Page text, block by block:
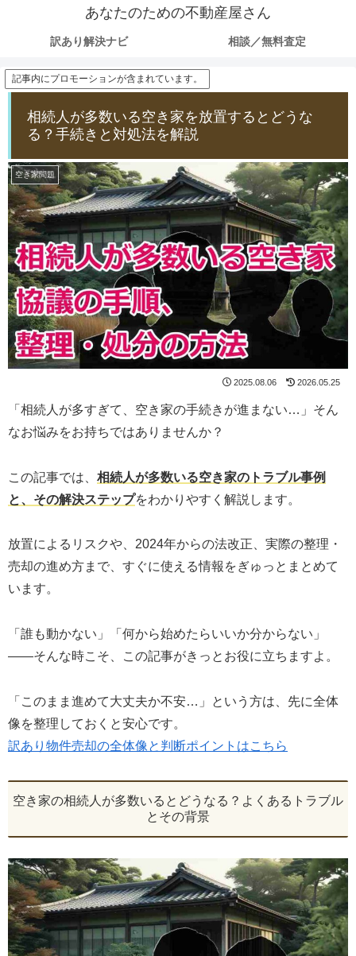
あなたのための不動産屋さん
訳あり解決ナビ 相談／無料査定
記事内にプロモーションが含まれています。
相続人が多数いる空き家を放置するとどうな
る？手続きと対処法を解説
空き家問題
2025.08.06 2026.05.25
「相続人が多すぎて、空き家の手続きが進まない…」そん
なお悩みをお持ちではありませんか？
この記事では、 相続人が多数いる空き家のトラブル事例
と、その解決ステップをわかりやすく解説します。
放置によるリスクや、2024年からの法改正、実際の整理・
売却の進め方まで、すぐに使える情報をぎゅっとまとめて
います。
「誰も動かない」「何から始めたらいいか分からない」
――そんな時こそ、この記事がきっとお役に立ちますよ。
「このまま進めて大丈夫か不安…」という方は、先に全体
像を整理しておくと安心です。
訳あり物件売却の全体像と判断ポイントはこちら
空き家の相続人が多数いるとどうなる？よくあるトラブル
とその背景